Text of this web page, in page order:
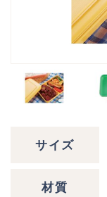
サイズ
材質